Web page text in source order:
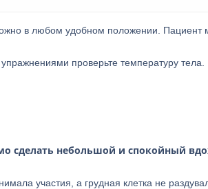
в любом удобном положении. Пациент
проверьте температуру
сделать небольшой и спокойный
участия, а грудная клетка не